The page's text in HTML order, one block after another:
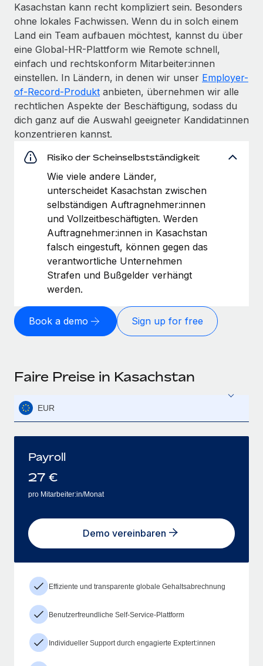
Kasachstan kann recht kompliziert sein. Besonders
ohne lokales Fachwissen. Wenn du in solch einem
Land ein Team aufbauen möchtest, kannst du über
eine Global-HR-Plattform wie Remote schnell,
einfach und rechtskonform Mitarbeiter:innen
einstellen. In Ländern, in denen wir unser Employer-
of-Record-Produkt anbieten, übernehmen wir alle
rechtlichen Aspekte der Beschäftigung, sodass du
dich ganz auf die Auswahl geeigneter Kandidat:innen
konzentrieren kannst.
Risiko der Scheinselbstständigkeit
Wie viele andere Länder,
unterscheidet Kasachstan zwischen
selbständigen Auftragnehmer:innen
und Vollzeitbeschäftigten. Werden
Auftragnehmer:innen in Kasachstan
falsch eingestuft, können gegen das
verantwortliche Unternehmen
Strafen und Bußgelder verhängt
werden.
Book a demo Sign up for free
Faire Preise in Kasachstan
EUR
Payroll
27 €
pro Mitarbeiter:in/Monat
Demo vereinbaren
Effiziente und transparente globale Gehaltsabrechnung
Benutzerfreundliche Self-Service-Plattform
Individueller Support durch engagierte Exptert:innen